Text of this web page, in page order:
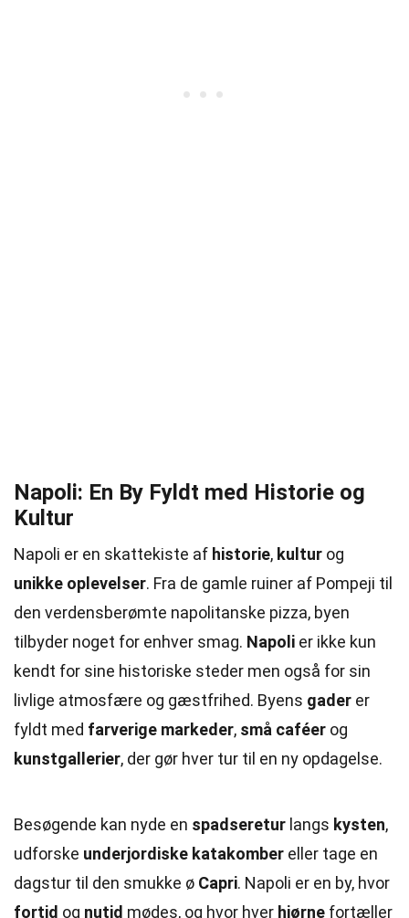
Napoli: En By Fyldt med Historie og
Kultur
Napoli er en skattekiste af historie, kultur og
unikke oplevelser. Fra de gamle ruiner af Pompeji til
den verdensberømte napolitanske pizza, byen
tilbyder noget for enhver smag. Napoli er ikke kun
kendt for sine historiske steder men også for sin
livlige atmosfære og gæstfrihed. Byens gader er
fyldt med farverige markeder, små caféer og
kunstgallerier, der gør hver tur til en ny opdagelse.
Besøgende kan nyde en spadseretur langs kysten,
udforske underjordiske katakomber eller tage en
dagstur til den smukke ø Capri. Napoli er en by, hvor
fortid og nutid mødes, og hvor hver hjørne fortæller